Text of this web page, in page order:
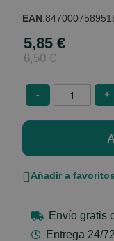
EAN:
Special
Price
5,85 €
6,50 €
- +
Añadir a favoritos
Envío gratis
Entrega 24/